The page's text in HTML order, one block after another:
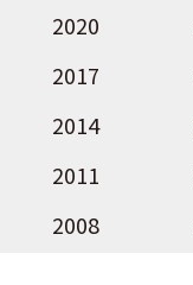
2020
2017
2014
2011
2008